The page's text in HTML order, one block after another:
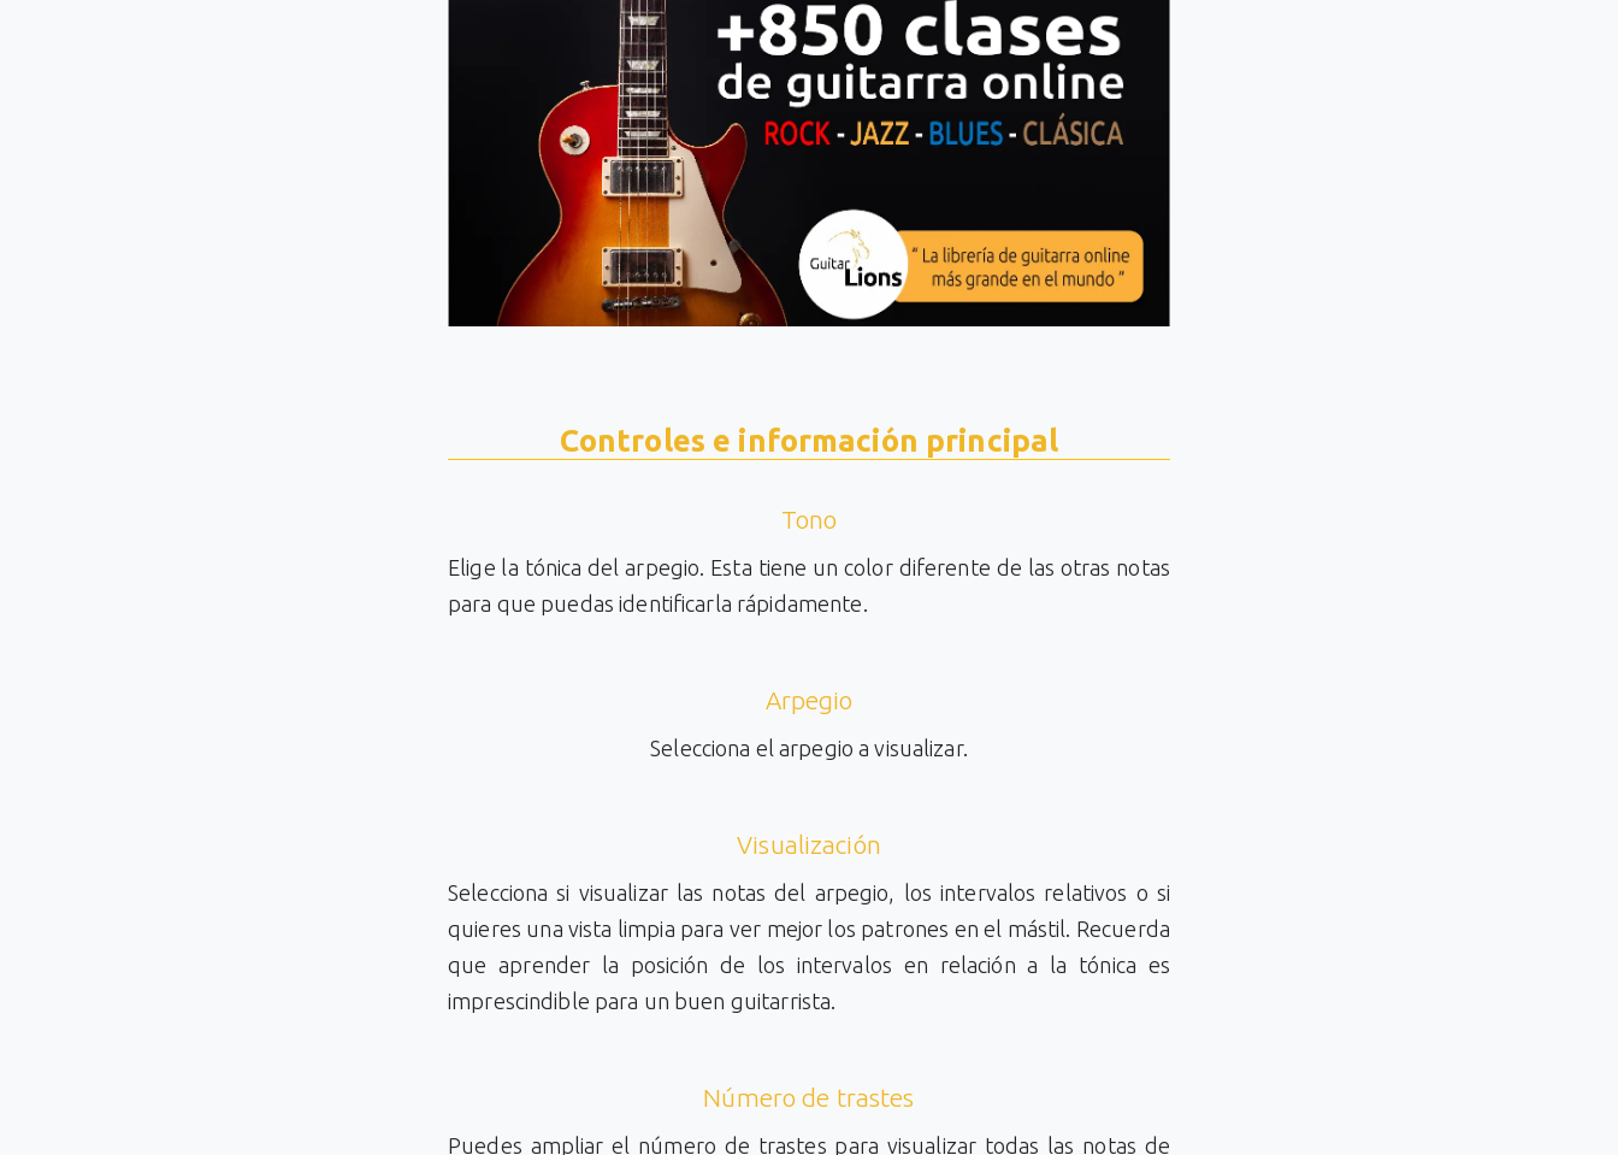
Controles e información principal
Tono
Elige la tónica del arpegio. Esta tiene un color diferente de las otras notas
para que puedas identificarla rápidamente.
Arpegio
Selecciona el arpegio a visualizar.
Visualización
Selecciona si visualizar las notas del arpegio, los intervalos relativos o si
quieres una vista limpia para ver mejor los patrones en el mástil. Recuerda
que aprender la posición de los intervalos en relación a la tónica es
imprescindible para un buen guitarrista.
Número de trastes
Puedes ampliar el número de trastes para visualizar todas las notas de